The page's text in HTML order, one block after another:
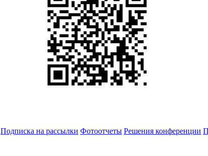
Подписка на рассылки Фотоотчеты Решения конференции